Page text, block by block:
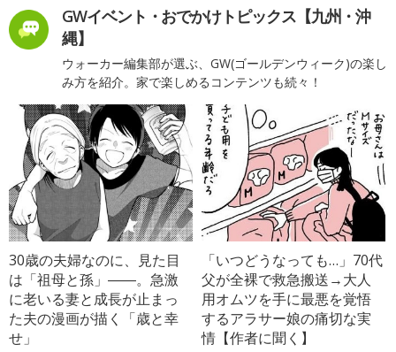
GWイベント・おでかけトピックス【九州・沖
縄】
ウォーカー編集部が選ぶ、GW(ゴールデンウィーク)の楽し
み方を紹介。家で楽しめるコンテンツも続々！
30歳の夫婦なのに、見た目
は「祖母と孫」――。急激
に老いる妻と成長が止まっ
た夫の漫画が描く「歳と幸
せ」
「いつどうなっても…」70代
父が全裸で救急搬送→大人
用オムツを手に最悪を覚悟
するアラサー娘の痛切な実
情【作者に聞く】